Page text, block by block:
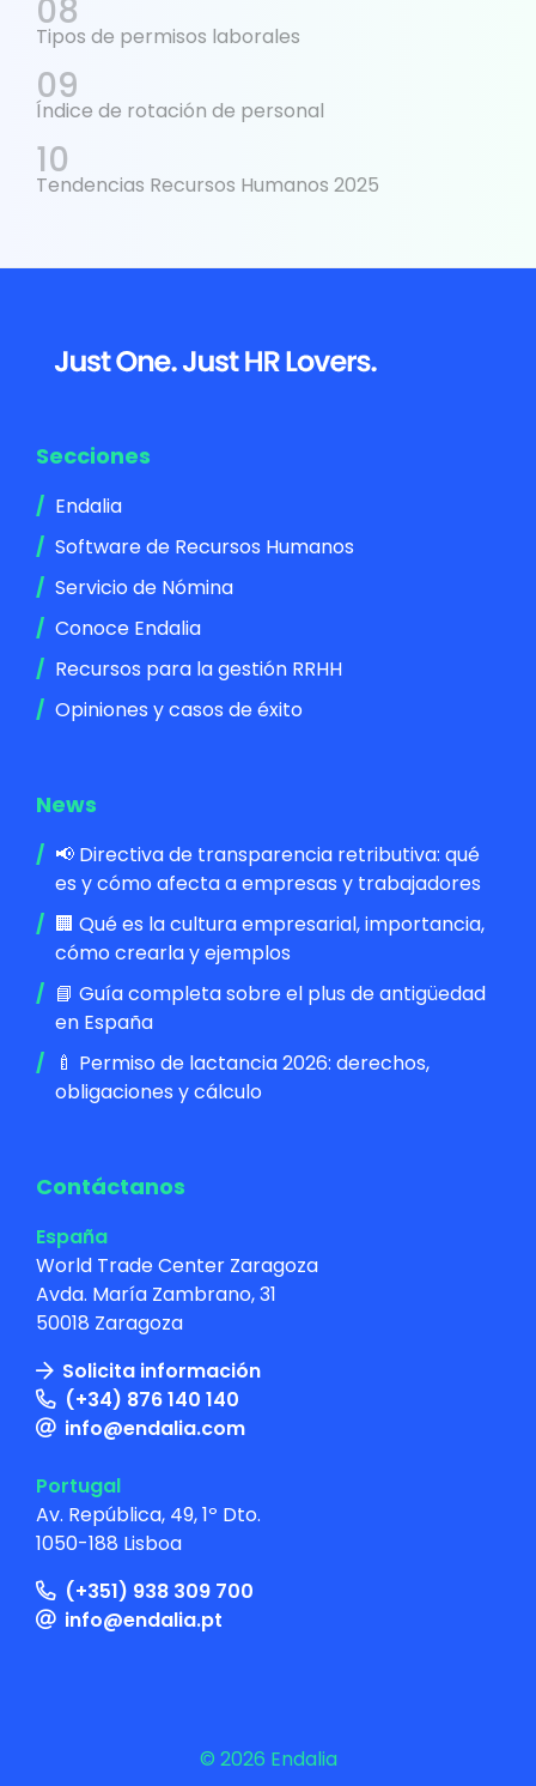
Tipos de permisos laborales
Índice de rotación de personal
Tendencias Recursos Humanos 2025
Footer
Secciones
Endalia
Software de Recursos Humanos
Servicio de Nómina
Conoce Endalia
Recursos para la gestión RRHH
Opiniones y casos de éxito
News
📢 Directiva de transparencia retributiva: qué
es y cómo afecta a empresas y trabajadores
🏢 Qué es la cultura empresarial, importancia,
cómo crearla y ejemplos
📘 Guía completa sobre el plus de antigüedad
en España
🍼 Permiso de lactancia 2026: derechos,
obligaciones y cálculo
Contáctanos
España
World Trade Center Zaragoza
Avda. María Zambrano, 31
50018 Zaragoza
Solicita información
(+34) 876 140 140
info@endalia.com
Portugal
Av. República, 49, 1º Dto.
1050-188 Lisboa
(+351) 938 309 700
info@endalia.pt
© 2026 Endalia